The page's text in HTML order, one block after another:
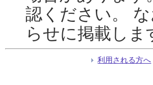
認ください。
らせに掲載しま
利用される方へ